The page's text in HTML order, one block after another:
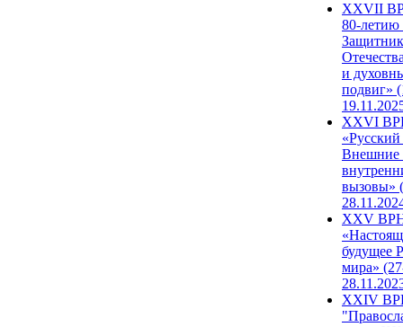
ХХVII
80-
и
подвиг»
XXVI
Внешние
вызовы»
XXV
будущее
мира»
XXIV